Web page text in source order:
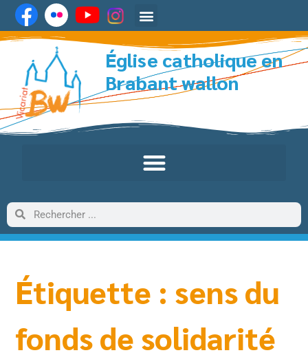
Église catholique en
Brabant wallon
Étiquette : sens du
fonds de solidarité